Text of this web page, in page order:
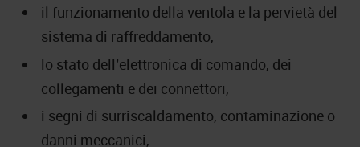
il funzionamento della ventola e la pervietà del
sistema di raffreddamento,
lo stato dell’elettronica di comando, dei
collegamenti e dei connettori,
i segni di surriscaldamento, contaminazione o
danni meccanici,